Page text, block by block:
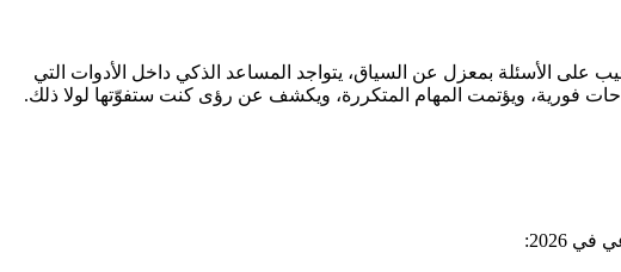
الأسئلة بمعزل عن السياق، يتواجد المساعد الذكي داخل الأدوات التي
2026: